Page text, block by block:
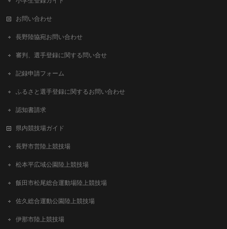
お問い合わせ
長野陸協宛お問い合わせ
審判、選手登録に関する問い合せ
記録申請フォーム
ふるさと選手登録に関するお問い合わせ
認知書請求
県内競技場ガイド
長野市営陸上競技場
松本平広域公園陸上競技場
飯田市松尾総合運動場陸上競技場
佐久総合運動公園陸上競技場
伊那市陸上競技場